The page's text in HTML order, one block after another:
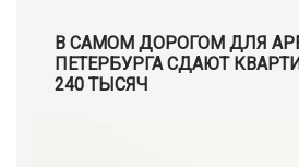
В САМОМ ДОРОГОМ ДЛЯ
ПЕТЕРБУРГА СДАЮТ
240 ТЫСЯЧ